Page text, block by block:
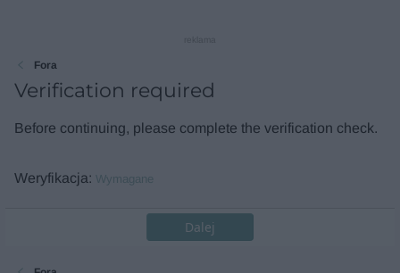
Fora
Verification required
Before continuing, please complete the verification check.
Weryfikacja Wymagane
Dalej